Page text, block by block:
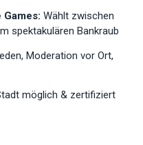
Games:Wählt zwischen
spektakulären Bankraub
Moderation vor Ort,
möglich & zertifiziert